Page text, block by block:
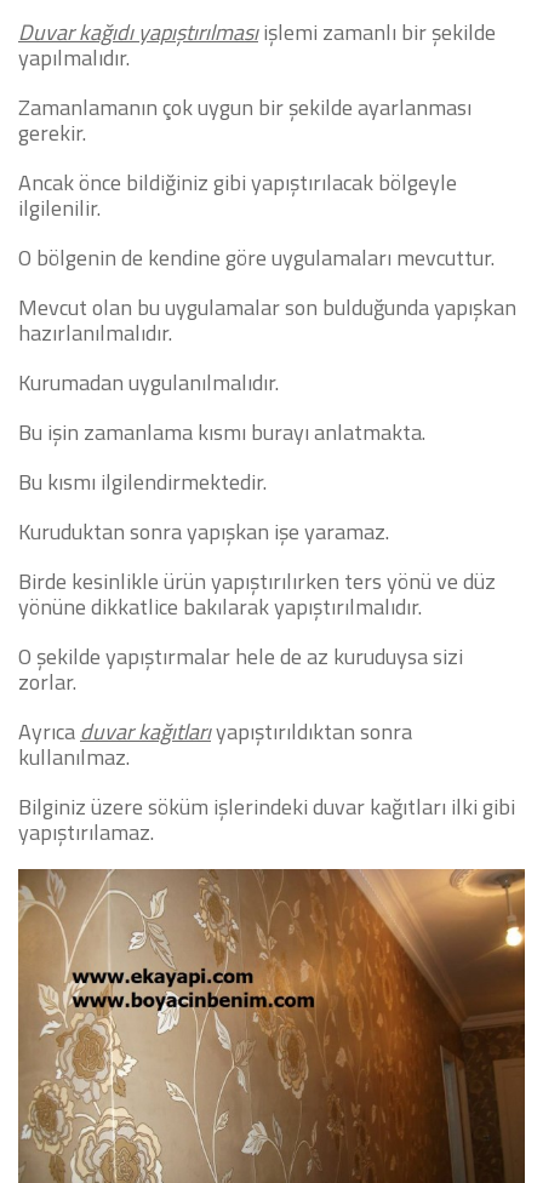
Duvar kağıdı yapıştırılmasıişlemi zamanlı bir şekilde
yapılmalıdır.
Zamanlamanın çok uygun bir şekilde ayarlanması
gerekir.
Ancak önce bildiğiniz gibi yapıştırılacak bölgeyle
ilgilenilir.
O bölgenin de kendine göre uygulamaları mevcuttur.
Mevcut olan bu uygulamalar son bulduğunda yapışkan
hazırlanılmalıdır.
Kurumadan uygulanılmalıdır.
Bu işin zamanlama kısmı burayı anlatmakta.
Bu kısmı ilgilendirmektedir.
Kuruduktan sonra yapışkan işe yaramaz.
Birde kesinlikle ürün yapıştırılırken ters yönü ve düz
yönüne dikkatlice bakılarak yapıştırılmalıdır.
O şekilde yapıştırmalar hele de az kuruduysa sizi
zorlar.
Ayrıcaduvar kağıtlarıyapıştırıldıktan sonra
kullanılmaz.
Bilginiz üzere söküm işlerindeki duvar kağıtları ilki gibi
yapıştırılamaz.